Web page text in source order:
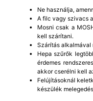
Ne használja,
A filc vagy szivacs
Mosni csak a
kell szárítani.
Szárítás alkalmával
Hepa szűrők
érdemes
akkor cserélni kell
Felújításoknál
készülék